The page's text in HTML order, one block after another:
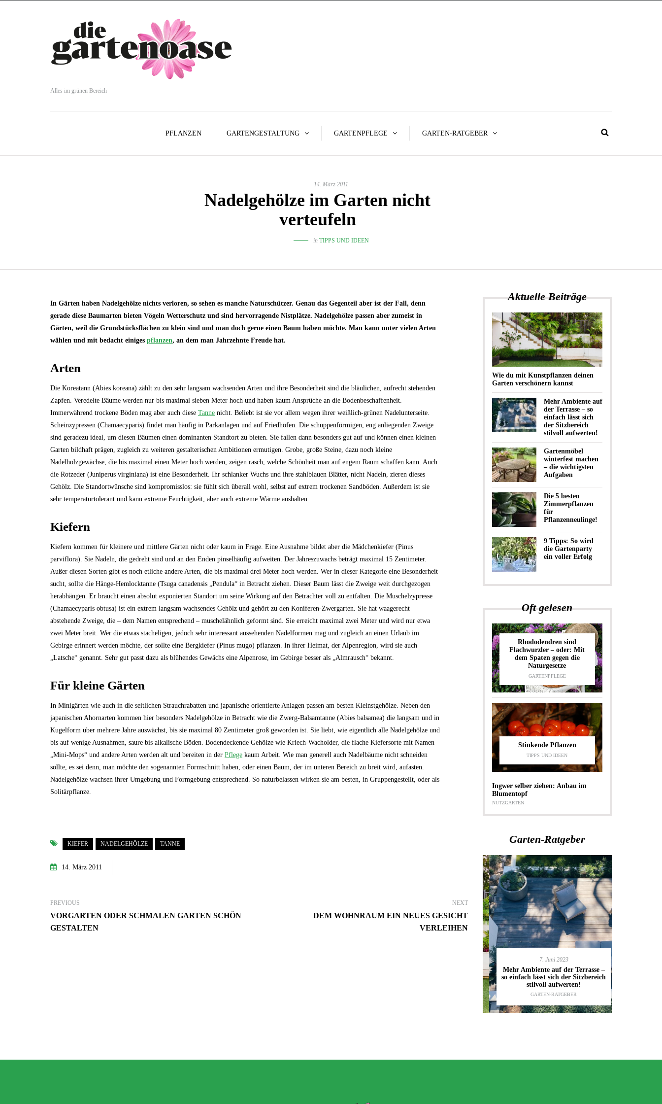
Alles im grünen Bereich
PFLANZEN GARTENGESTALTUNG GARTENPFLEGE GARTEN-RATGEBER
14. März 2011
Nadelgehölze im Garten nicht
verteufeln
in TIPPS UND IDEEN
In Gärten haben Nadelgehölze nichts verloren, so sehen es manche Naturschützer. Genau das Gegenteil aber ist der Fall, denn
gerade diese Baumarten bieten Vögeln Wetterschutz und sind hervorragende Nistplätze. Nadelgehölze passen aber zumeist in
Gärten, weil die Grundstücksflächen zu klein sind und man doch gerne einen Baum haben möchte. Man kann unter vielen Arten
wählen und mit bedacht einiges pflanzen, an dem man Jahrzehnte Freude hat.
Arten
Die Koreatann (Abies koreana) zählt zu den sehr langsam wachsenden Arten und ihre Besonderheit sind die bläulichen, aufrecht stehenden
Zapfen. Veredelte Bäume werden nur bis maximal sieben Meter hoch und haben kaum Ansprüche an die Bodenbeschaffenheit.
Immerwährend trockene Böden mag aber auch diese Tanne nicht. Beliebt ist sie vor allem wegen ihrer weißlich-grünen Nadelunterseite.
Scheinzypressen (Chamaecyparis) findet man häufig in Parkanlagen und auf Friedhöfen. Die schuppenförmigen, eng anliegenden Zweige
sind geradezu ideal, um diesen Bäumen einen dominanten Standtort zu bieten. Sie fallen dann besonders gut auf und können einen kleinen
Garten bildhaft prägen, zugleich zu weiteren gestalterischen Ambitionen ermutigen. Grobe, große Steine, dazu noch kleine
Nadelholzgewächse, die bis maximal einen Meter hoch werden, zeigen rasch, welche Schönheit man auf engem Raum schaffen kann. Auch
die Rotzeder (Juniperus virginiana) ist eine Besonderheit. Ihr schlanker Wuchs und ihre stahlblauen Blätter, nicht Nadeln, zieren dieses
Gehölz. Die Standortwünsche sind kompromisslos: sie fühlt sich überall wohl, selbst auf extrem trockenen Sandböden. Außerdem ist sie
sehr temperaturtolerant und kann extreme Feuchtigkeit, aber auch extreme Wärme aushalten.
Kiefern
Kiefern kommen für kleinere und mittlere Gärten nicht oder kaum in Frage. Eine Ausnahme bildet aber die Mädchenkiefer (Pinus
parviflora). Sie Nadeln, die gedreht sind und an den Enden pinselhäufig aufweiten. Der Jahreszuwachs beträgt maximal 15 Zentimeter.
Außer diesen Sorten gibt es noch etliche andere Arten, die bis maximal drei Meter hoch werden. Wer in dieser Kategorie eine Besonderheit
sucht, sollte die Hänge-Hemlocktanne (Tsuga canadensis „Pendula“ in Betracht ziehen. Dieser Baum lässt die Zweige weit durchgezogen
herabhängen. Er braucht einen absolut exponierten Standort um seine Wirkung auf den Betrachter voll zu entfalten. Die Muschelzypresse
(Chamaecyparis obtusa) ist ein extrem langsam wachsendes Gehölz und gehört zu den Koniferen-Zwergarten. Sie hat waagerecht
abstehende Zweige, die – dem Namen entsprechend – muschelähnlich geformt sind. Sie erreicht maximal zwei Meter und wird nur etwa
zwei Meter breit. Wer die etwas stacheligen, jedoch sehr interessant aussehenden Nadelformen mag und zugleich an einen Urlaub im
Gebirge erinnert werden möchte, der sollte eine Bergkiefer (Pinus mugo) pflanzen. In ihrer Heimat, der Alpenregion, wird sie auch
„Latsche“ genannt. Sehr gut passt dazu als blühendes Gewächs eine Alpenrose, im Gebirge besser als „Almrausch“ bekannt.
Für kleine Gärten
In Minigärten wie auch in die seitlichen Strauchrabatten und japanische orientierte Anlagen passen am besten Kleinstgehölze. Neben den
japanischen Ahornarten kommen hier besonders Nadelgehölze in Betracht wie die Zwerg-Balsamtanne (Abies balsamea) die langsam und in
Kugelform über mehrere Jahre auswächst, bis sie maximal 80 Zentimeter groß geworden ist. Sie liebt, wie eigentlich alle Nadelgehölze und
bis auf wenige Ausnahmen, saure bis alkalische Böden. Bodendeckende Gehölze wie Kriech-Wacholder, die flache Kiefersorte mit Namen
„Mini-Mops“ und andere Arten werden alt und bereiten in der Pflege kaum Arbeit. Wie man generell auch Nadelbäume nicht schneiden
sollte, es sei denn, man möchte den sogenannten Formschnitt haben, oder einen Baum, der im unteren Bereich zu breit wird, aufasten.
Nadelgehölze wachsen ihrer Umgebung und Formgebung entsprechend. So naturbelassen wirken sie am besten, in Gruppengestellt, oder als
Solitärpflanze.
KIEFER NADELGEHÖLZE TANNE
14. März 2011
PREVIOUS
VORGARTEN ODER SCHMALEN GARTEN SCHÖN
GESTALTEN
NEXT
DEM WOHNRAUM EIN NEUES GESICHT
VERLEIHEN
Aktuelle Beiträge
Wie du mit Kunstpflanzen deinen
Garten verschönern kannst
Mehr Ambiente auf
der Terrasse – so
einfach lässt sich
der Sitzbereich
stilvoll aufwerten!
Gartenmöbel
winterfest machen
– die wichtigsten
Aufgaben
Die 5 besten
Zimmerpflanzen
für
Pflanzenneulinge!
9 Tipps: So wird
die Gartenparty
ein voller Erfolg
Oft gelesen
Rhododendren sind
Flachwurzler – oder: Mit
dem Spaten gegen die
Naturgesetze
GARTENPFLEGE
Stinkende Pflanzen
TIPPS UND IDEEN
Ingwer selber ziehen: Anbau im
Blumentopf
NUTZGARTEN
Garten-Ratgeber
7. Juni 2023
Mehr Ambiente auf der Terrasse –
so einfach lässt sich der Sitzbereich
stilvoll aufwerten!
GARTEN-RATGEBER